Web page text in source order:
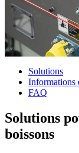
Solutions
Informations
FAQ
Solutions
boissons